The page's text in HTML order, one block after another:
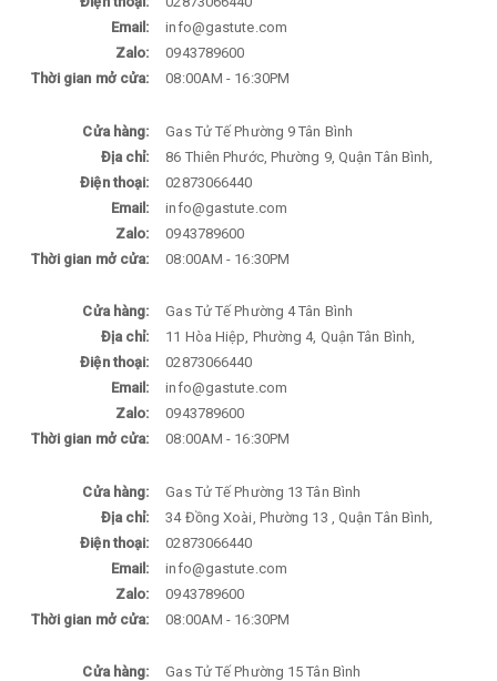
Email:
info@gastute.com
Zalo:
0943789600
Thời gian mở cửa:
08:00AM - 16:30PM
Cửa hàng:
Gas Tử Tế Phường 9 Tân Bình
Địa chỉ:
86 Thiên Phước, Phường 9, Quận Tân Bình,
Điện thoại:
02873066440
Email:
info@gastute.com
Zalo:
0943789600
Thời gian mở cửa:
08:00AM - 16:30PM
Cửa hàng:
Gas Tử Tế Phường 4 Tân Bình
Địa chỉ:
11 Hòa Hiệp, Phường 4, Quận Tân Bình,
Điện thoại:
02873066440
Email:
info@gastute.com
Zalo:
0943789600
Thời gian mở cửa:
08:00AM - 16:30PM
Cửa hàng:
Gas Tử Tế Phường 13 Tân Bình
Địa chỉ:
34 Đồng Xoài, Phường 13 , Quận Tân Bình,
Điện thoại:
02873066440
Email:
info@gastute.com
Zalo:
0943789600
Thời gian mở cửa:
08:00AM - 16:30PM
Cửa hàng:
Gas Tử Tế Phường 15 Tân Bình